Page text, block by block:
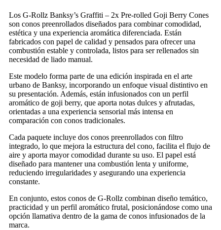
Los G-Rollz Banksy’s Graffiti – 2x Pre-rolled Goji Berry Cones
son conos preenrollados diseñados para combinar comodidad,
estética y una experiencia aromática diferenciada. Están
fabricados con papel de calidad y pensados para ofrecer una
combustión estable y controlada, listos para ser rellenados sin
necesidad de liado manual.
Este modelo forma parte de una edición inspirada en el arte
urbano de Banksy, incorporando un enfoque visual distintivo en
su presentación. Además, están infusionados con un perfil
aromático de goji berry, que aporta notas dulces y afrutadas,
orientadas a una experiencia sensorial más intensa en
comparación con conos tradicionales.
Cada paquete incluye dos conos preenrollados con filtro
integrado, lo que mejora la estructura del cono, facilita el flujo de
aire y aporta mayor comodidad durante su uso. El papel está
diseñado para mantener una combustión lenta y uniforme,
reduciendo irregularidades y asegurando una experiencia
constante.
En conjunto, estos conos de G-Rollz combinan diseño temático,
practicidad y un perfil aromático frutal, posicionándose como una
opción llamativa dentro de la gama de conos infusionados de la
marca.